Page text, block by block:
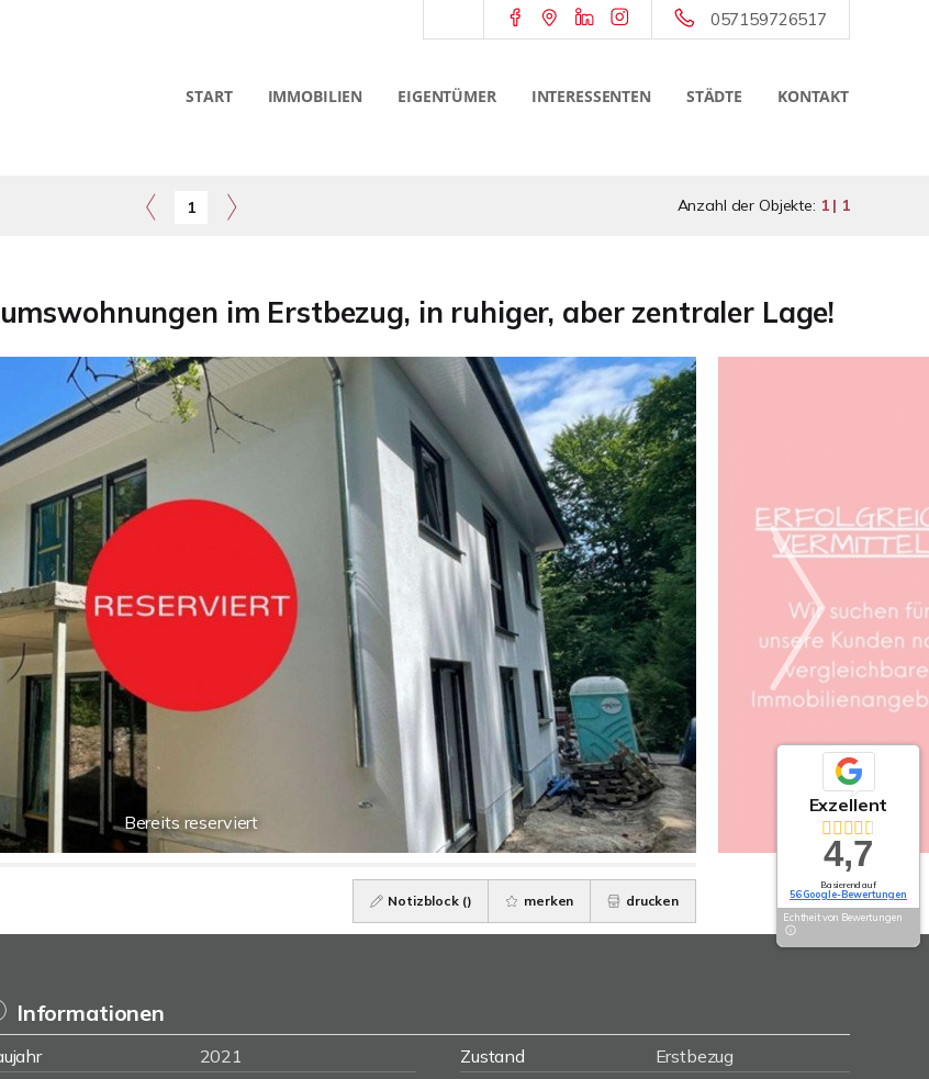
057159726517
START IMMOBILIEN EIGENTÜMER INTERESSENTEN STÄDTE KONTAKT
1 Anzahl der Objekte: 1 | 1
im Erstbezug, in ruhiger, aber zentraler Lage!
Bereits reserviert
Notizblock () merken drucken
Informationen
2021 Zustand
Erstbezug
Exzellent
4,7
Basierend auf
56 Google-Bewertungen
Echtheit von Bewertungen